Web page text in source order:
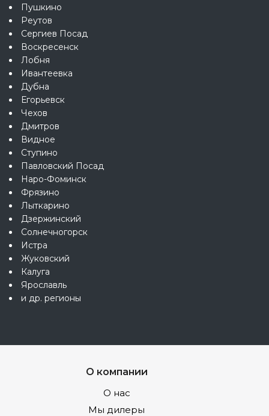
Пушкино
Реутов
Сергиев Посад
Воскресенск
Лобня
Ивантеевка
Дубна
Егорьевск
Чехов
Дмитров
Видное
Ступино
Павловский Посад
Наро-Фоминск
Фрязино
Лыткарино
Дзержинский
Солнечногорск
Истра
Жуковский
Калуга
Ярославль
и др. регионы
О компании
О нас
Мы дилеры